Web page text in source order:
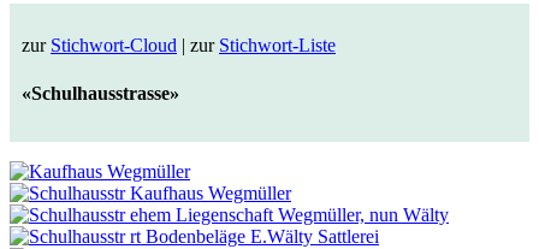
zur Stichwort-Cloud | zur Stichwort-Liste
«Schulhausstrasse»